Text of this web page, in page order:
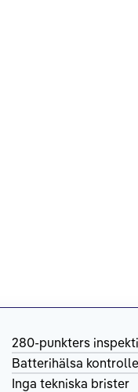
280-punkters
Batterihälsa
Inga tekniska brister